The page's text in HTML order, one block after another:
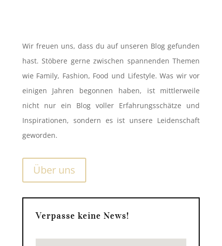
Wir freuen uns, dass du auf unseren Blog gefunden
hast. Stöbere gerne zwischen spannenden Themen
wie Family, Fashion, Food und Lifestyle. Was wir vor
einigen Jahren begonnen haben, ist mittlerweile
nicht nur ein Blog voller Erfahrungsschätze und
Inspirationen, sondern es ist unsere Leidenschaft
geworden.
Über uns
Verpasse keine News!